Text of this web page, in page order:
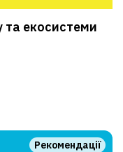
та екосистеми
Рекомендації